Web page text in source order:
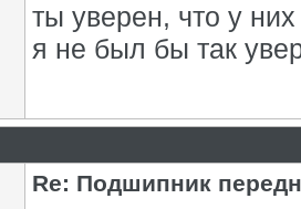
ты уверен, что у
я не был бы так
Re: Подшипник